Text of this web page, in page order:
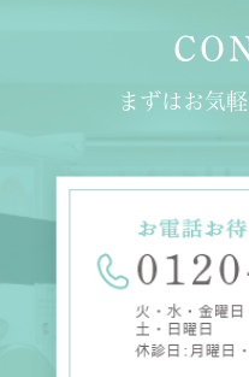
まずはお気